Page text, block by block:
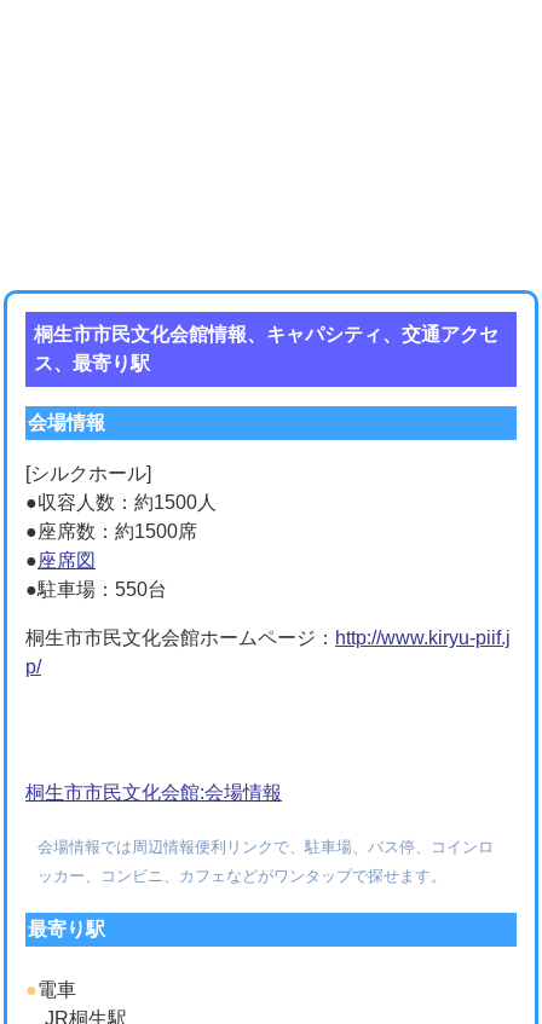
桐生市市民文化会館情報、キャパシティ、交通アクセ
ス、最寄り駅
会場情報
[シルクホール]
●収容人数：約1500人
●座席数：約1500席
●座席図
●駐車場：550台
桐生市市民文化会館ホームページ： http://www.kiryu-piif.j
p/
桐生市市民文化会館:会場情報
会場情報では周辺情報便利リンクで、駐車場、バス停、コインロ
ッカー、コンビニ、カフェなどがワンタップで探せます。
最寄り駅
●電車
JR桐生駅